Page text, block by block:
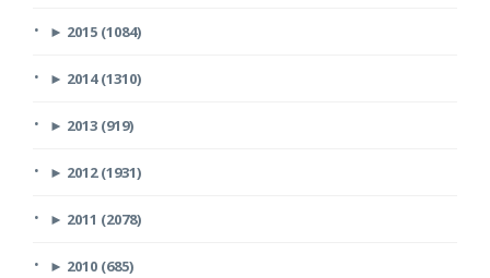
► 2015 (1084)
► 2014 (1310)
► 2013 (919)
► 2012 (1931)
► 2011 (2078)
► 2010 (685)